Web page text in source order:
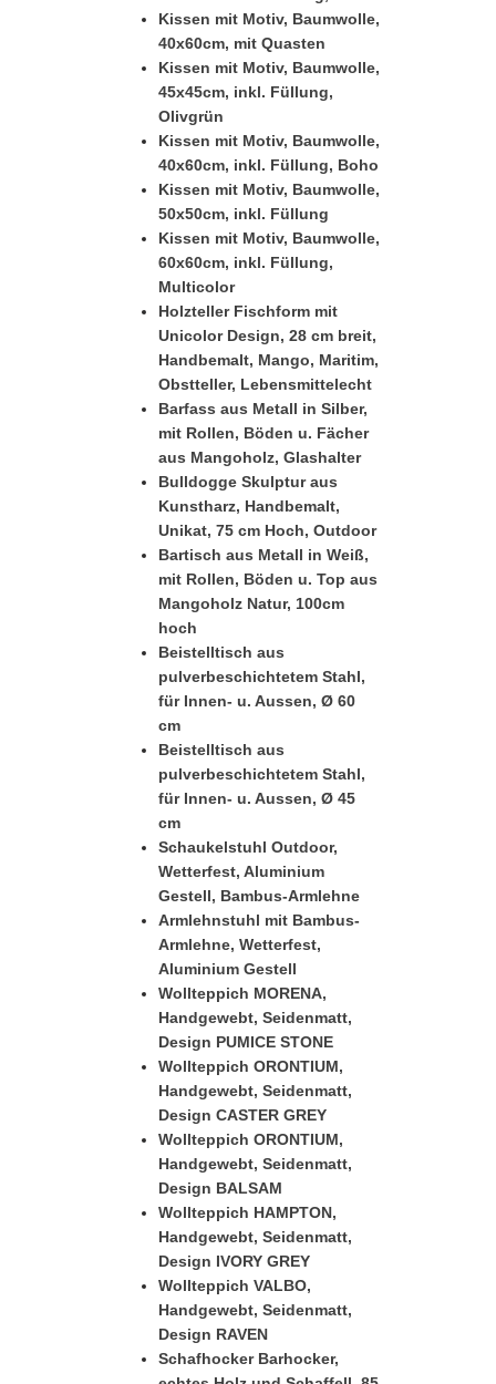
Kissen mit Motiv, Baumwolle,
40x60cm, mit Quasten
Kissen mit Motiv, Baumwolle,
45x45cm, inkl. Füllung,
Olivgrün
Kissen mit Motiv, Baumwolle,
40x60cm, inkl. Füllung, Boho
Kissen mit Motiv, Baumwolle,
50x50cm, inkl. Füllung
Kissen mit Motiv, Baumwolle,
60x60cm, inkl. Füllung,
Multicolor
Holzteller Fischform mit
Unicolor Design, 28 cm breit,
Handbemalt, Mango, Maritim,
Obstteller, Lebensmittelecht
Barfass aus Metall in Silber,
mit Rollen, Böden u. Fächer
aus Mangoholz, Glashalter
Bulldogge Skulptur aus
Kunstharz, Handbemalt,
Unikat, 75 cm Hoch, Outdoor
Bartisch aus Metall in Weiß,
mit Rollen, Böden u. Top aus
Mangoholz Natur, 100cm
hoch
Beistelltisch aus
pulverbeschichtetem Stahl,
für Innen- u. Aussen, Ø 60
cm
Beistelltisch aus
pulverbeschichtetem Stahl,
für Innen- u. Aussen, Ø 45
cm
Schaukelstuhl Outdoor,
Wetterfest, Aluminium
Gestell, Bambus-Armlehne
Armlehnstuhl mit Bambus-
Armlehne, Wetterfest,
Aluminium Gestell
Wollteppich MORENA,
Handgewebt, Seidenmatt,
Design PUMICE STONE
Wollteppich ORONTIUM,
Handgewebt, Seidenmatt,
Design CASTER GREY
Wollteppich ORONTIUM,
Handgewebt, Seidenmatt,
Design BALSAM
Wollteppich HAMPTON,
Handgewebt, Seidenmatt,
Design IVORY GREY
Wollteppich VALBO,
Handgewebt, Seidenmatt,
Design RAVEN
Schafhocker Barhocker,